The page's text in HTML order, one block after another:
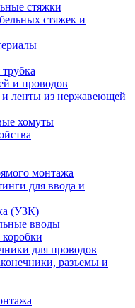
стяжки
стяжек и
и проводов
ленты из нержавеющей
хомуты
монтажа
для ввода и
(УЗК)
вводы
для проводов
разъемы и